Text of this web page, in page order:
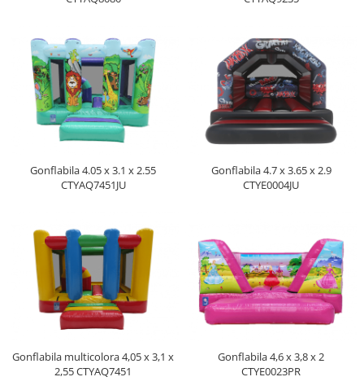
Gonflabila 4.05 x 3.1 x 2.55
CTYAQ7451JU
Gonflabila 4.7 x 3.65 x 2.9
CTYE0004JU
Gonflabila multicolora 4,05 x 3,1 x
2,55 CTYAQ7451
Gonflabila 4,6 x 3,8 x 2
CTYE0023PR